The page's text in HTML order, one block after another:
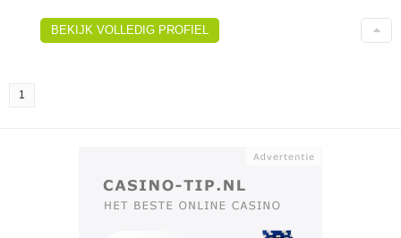
BEKIJK VOLLEDIG PROFIEL
1